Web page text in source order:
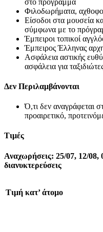
Φιλοδωρήματα,
Είσοδοι στα μουσεία
σύμφωνα με το
Έμπειροι τοπικοί
Έμπειρος Έλληνας
Ασφάλεια αστικής
ασφάλεια για
Δεν Περιλαμβάνονται
Ό,τι δεν αναγράφεται
προαιρετικό,
Τιμές
Αναχωρήσεις: 25/07, 12/08,
διανυκτερεύσεις
Τιμή κατ’ άτομο